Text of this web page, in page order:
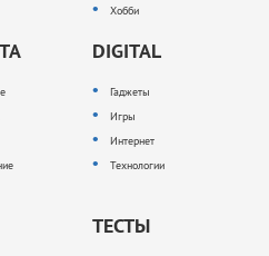
Хобби
DIGITAL
Гаджеты
Игры
Интернет
Технологии
ТЕСТЫ